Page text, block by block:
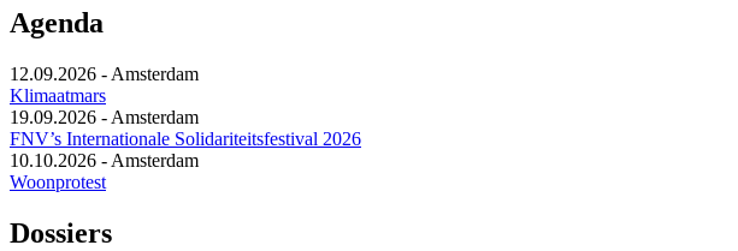
Agenda
12.09.2026 - Amsterdam
Klimaatmars
19.09.2026 - Amsterdam
FNV’s Internationale Solidariteitsfestival 2026
10.10.2026 - Amsterdam
Woonprotest
Dossiers